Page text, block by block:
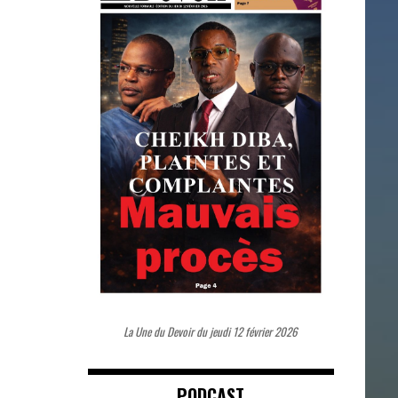
La Une du Devoir du jeudi 12 février 2026